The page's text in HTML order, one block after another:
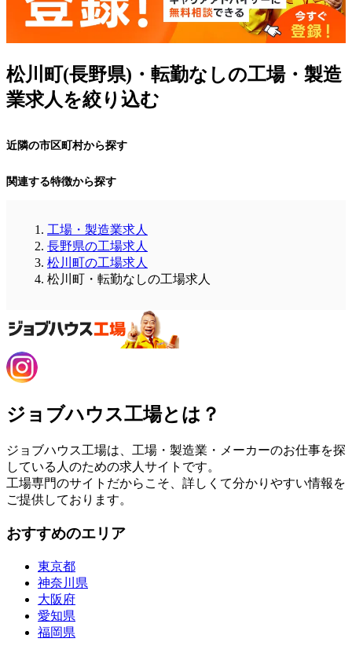
松川町(長野県)・転勤なしの工場・製造
業求人を絞り込む
近隣の市区町村から探す
関連する特徴から探す
工場・製造業求人
長野県の工場求人
松川町の工場求人
松川町・転勤なしの工場求人
ジョブハウス工場とは？
ジョブハウス工場は、工場・製造業・メーカーのお仕事を探
している人のための求人サイトです。
工場専門のサイトだからこそ、詳しくて分かりやすい情報を
ご提供しております。
おすすめのエリア
東京都
神奈川県
大阪府
愛知県
福岡県